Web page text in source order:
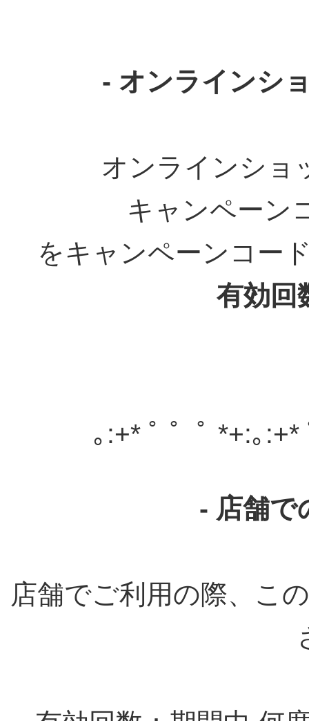
- オンラインシ
オンラインショ
キャンペーン
をキャンペーンコー
有効回
｡:+* ﾟ ゜ﾟ *+:｡
- 店舗で
店舗でご利用の際、こ